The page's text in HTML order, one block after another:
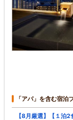
「アパ」を含む宿泊
【8月厳選】【１泊